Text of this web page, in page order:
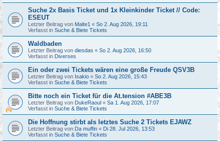
Suche 2x Basis Ticket und 1x Kleinkinder Ticket // Code:
ESEUT
Letzter Beitrag von Malte1 « So 2. Aug 2026, 19:11
Verfasst in Suche & Biete Tickets
Waldbaden
Letzter Beitrag von diesdas « So 2. Aug 2026, 16:50
Verfasst in Diverses
Ein oder zwei Tickets wären eine große Freude QSV3B
Letzter Beitrag von Isakio « So 2. Aug 2026, 15:43
Verfasst in Suche & Biete Tickets
Bitte noch ein Ticket für die At.tension #ABE3B
Letzter Beitrag von DukeRaoul « Sa 1. Aug 2026, 17:07
Verfasst in Suche & Biete Tickets
Die Hoffnung stirbt als letztes Suche 2 Tickets EJAWZ
Letzter Beitrag von Da muffin « Di 28. Jul 2026, 13:53
Verfasst in Suche & Biete Tickets